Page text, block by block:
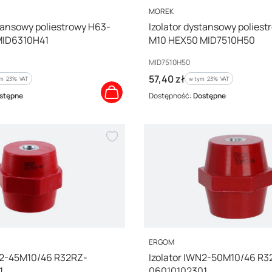
poliestrowy H63-
%s VAT
23% VAT
PRODUCENT
MOREK
Izolator dystansowy
M10 HEX50 MID7510H50
Kod producenta
MID7510H50
Cena brutto
57,40 zł w tym %s VAT
w tym 23% VAT
Dostępność:Dostępne
45M10/46 R32RZ-
PRODUCENT
ERGOM
Izolator IWN2-50M10/46